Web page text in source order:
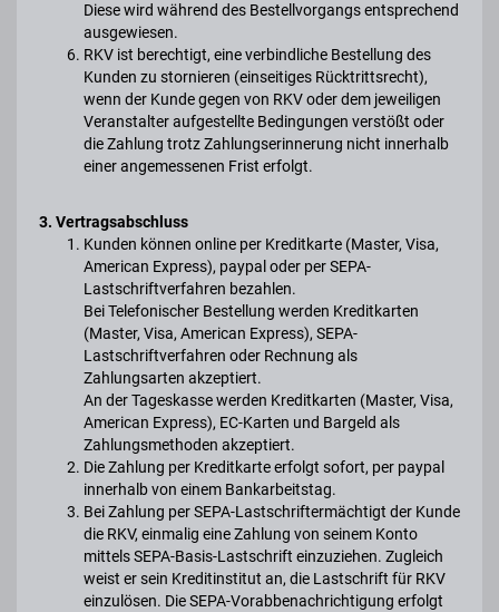
Diese wird während des Bestellvorgangs entsprechend
ausgewiesen.
RKV ist berechtigt, eine verbindliche Bestellung des
Kunden zu stornieren (einseitiges Rücktrittsrecht),
wenn der Kunde gegen von RKV oder dem jeweiligen
Veranstalter aufgestellte Bedingungen verstößt oder
die Zahlung trotz Zahlungserinnerung nicht innerhalb
einer angemessenen Frist erfolgt.
3. Vertragsabschluss
Kunden können online per Kreditkarte (Master, Visa,
American Express), paypal oder per SEPA-
Lastschriftverfahren bezahlen.
Bei Telefonischer Bestellung werden Kreditkarten
(Master, Visa, American Express), SEPA-
Lastschriftverfahren oder Rechnung als
Zahlungsarten akzeptiert.
An der Tageskasse werden Kreditkarten (Master, Visa,
American Express), EC-Karten und Bargeld als
Zahlungsmethoden akzeptiert.
Die Zahlung per Kreditkarte erfolgt sofort, per paypal
innerhalb von einem Bankarbeitstag.
Bei Zahlung per SEPA-Lastschriftermächtigt der Kunde
die RKV, einmalig eine Zahlung von seinem Konto
mittels SEPA-Basis-Lastschrift einzuziehen. Zugleich
weist er sein Kreditinstitut an, die Lastschrift für RKV
einzulösen. Die SEPA-Vorabbenachrichtigung erfolgt